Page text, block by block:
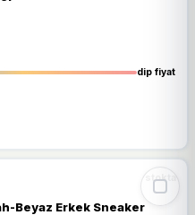
dip fiyat
%67 DÜŞTÜ
stokta
Beyaz Erkek Sneaker